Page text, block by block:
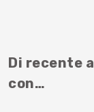
Di recente
con…